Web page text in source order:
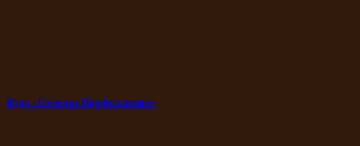
Курс «Сомелье Профессионал»